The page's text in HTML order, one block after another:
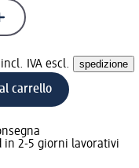
incl. IVA escl. spedizione
carrello
in 2-5 giorni lavorativi